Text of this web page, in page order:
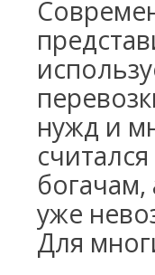
нужд и
богачам,
уже
Для